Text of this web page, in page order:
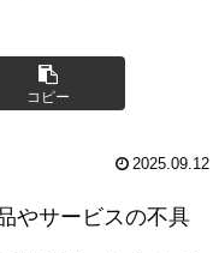
コピー
2025.09.12
やサービスの不具